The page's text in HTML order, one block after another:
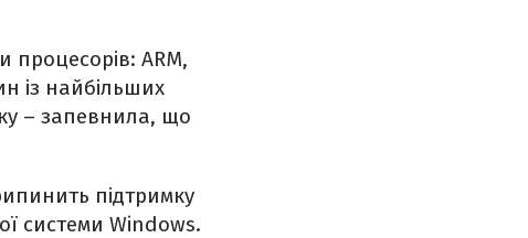
ARM,
із найбільших
– запевнила, що
підтримку
системи Windows.